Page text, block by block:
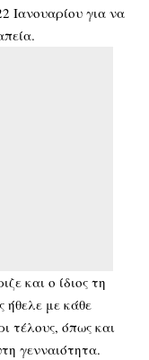
Ιανουαρίου για να
και ο ίδιος τη
ήθελε με κάθε
τέλους, όπως και
γενναιότητα.